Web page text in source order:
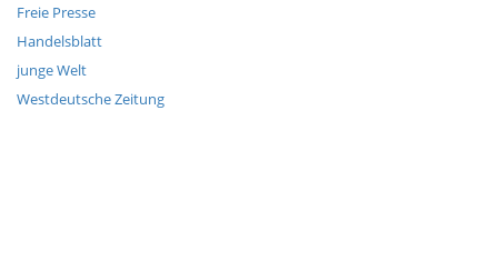
Freie Presse
Handelsblatt
junge Welt
Westdeutsche Zeitung